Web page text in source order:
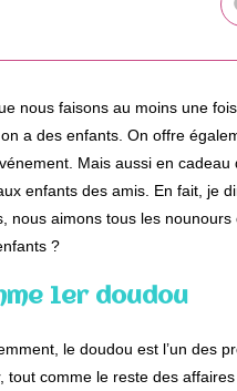
nous faisons au moins une
a des enfants. On offre
Mais aussi en
enfants des amis. En fait, je
nous aimons tous les
?
1er doudou
le doudou est l’un des
tout comme le reste des